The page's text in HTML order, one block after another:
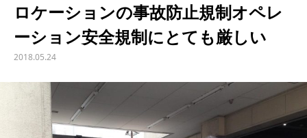
ロケーションの事故防止規制オペレ
ーション安全規制にとても厳しい
2018.05.24